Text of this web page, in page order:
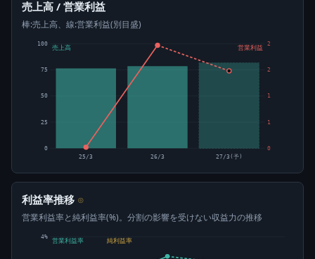
売上高 / 営業利益
棒:売上高、線:営業利益(別目盛)
0
25
50
75
100
0
1
1
2
2
25/3 26/3 27/3(予)
売上高 営業利益
利益率推移 ⊙
営業利益率と純利益率(%)。分割の影響を受けない収益力の推移
4%
営業利益率 純利益率